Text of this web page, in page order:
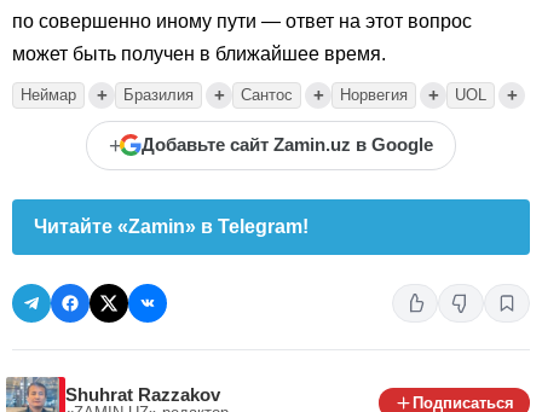
по совершенно иному пути — ответ на этот вопрос
может быть получен в ближайшее время.
Неймар + Бразилия + Сантос + Норвегия + UOL +
+ Добавьте сайт Zamin.uz в Google
Читайте «Zamin» в Telegram!
Shuhrat Razzakov Подписаться